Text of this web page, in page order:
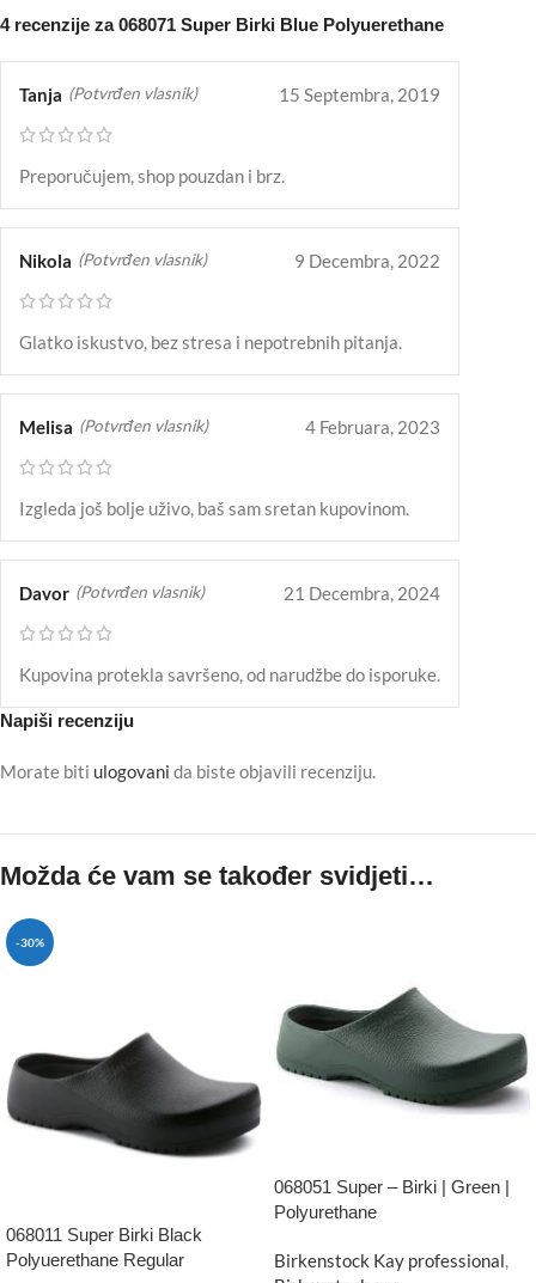
4 recenzije za068071 Super Birki Blue Polyuerethane
Tanja (Potvrđen vlasnik) 15 Septembra, 2019
Preporučujem, shop pouzdan i brz.
Nikola (Potvrđen vlasnik) 9 Decembra, 2022
Glatko iskustvo, bez stresa i nepotrebnih pitanja.
Melisa (Potvrđen vlasnik) 4 Februara, 2023
Izgleda još bolje uživo, baš sam sretan kupovinom.
Davor (Potvrđen vlasnik) 21 Decembra, 2024
Kupovina protekla savršeno, od narudžbe do isporuke.
Napiši recenziju
Morate biti ulogovani da biste objavili recenziju.
Možda će vam se također svidjeti…
-30%
068011 Super Birki Black
Polyuerethane Regular
068051 Super – Birki | Green |
Polyurethane
Birkenstock Kay professional